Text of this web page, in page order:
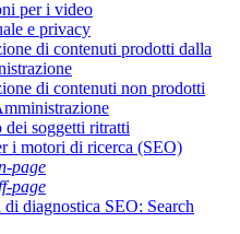
per i video
e privacy
di contenuti prodotti dalla
di contenuti non prodotti
dei soggetti ritratti
i motori di ricerca (SEO)
page
page
diagnostica SEO: Search